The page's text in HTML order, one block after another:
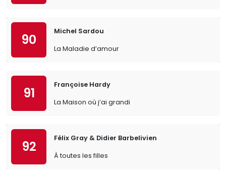
90
Michel Sardou
La Maladie d’amour
91
Françoise Hardy
La Maison où j’ai grandi
92
Félix Gray & Didier Barbelivien
À toutes les filles